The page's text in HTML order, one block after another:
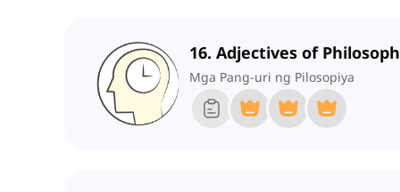
16. Adjectives of
Mga Pang-uri ng Pilosopiya